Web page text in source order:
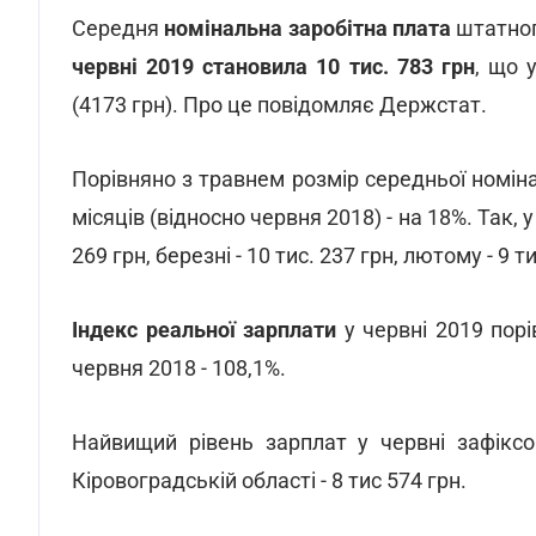
Середня номінальна заробітна плата
червні 2019 становила 10 тис. 783 грн, що у
(4173 грн). Про це повідомляє Держстат.
Порівняно з травнем розмір середньої
місяців (відносно червня 2018) - на 18%. Так,
269 грн, березні - 10 тис. 237 грн, лютому - 9
Індекс реальної зарплати у червні 2019
червня 2018 - 108,1%.
Найвищий рівень зарплат у червні
Кіровоградській області - 8 тис 574 грн.